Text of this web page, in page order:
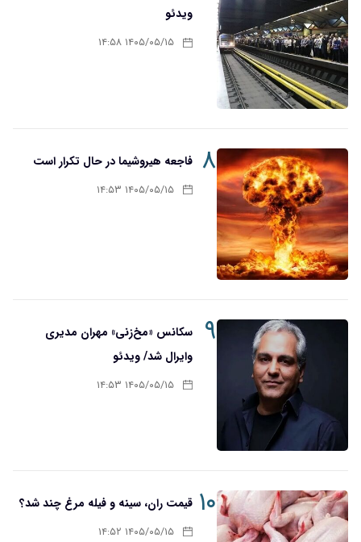
ویدئو
۱۴۰۵/۰۵/۱۵ ۱۴:۵۸
۸ فاجعه هیروشیما در حال تکرار است
۱۴۰۵/۰۵/۱۵ ۱۴:۵۳
۹
سکانس «مخ‌زنی» مهران مدیری
وایرال شد/ ویدئو
۱۴۰۵/۰۵/۱۵ ۱۴:۵۳
۱۰ قیمت ران، سینه و فیله مرغ چند شد؟
۱۴۰۵/۰۵/۱۵ ۱۴:۵۲